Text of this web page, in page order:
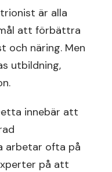
är alla
att förbättra
och näring. Men
utbildning,
innebär att
arbetar ofta på
på att